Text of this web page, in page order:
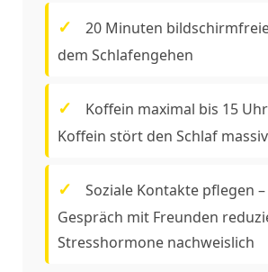
20 Minuten
dem Schlafengehen
Koffein maximal bis 15
Koffein stört den Schlaf
Soziale Kontakte pflegen
Gespräch mit Freunden
Stresshormone nachweislich